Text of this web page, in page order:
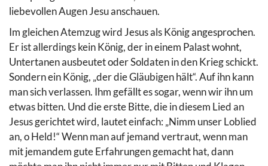
liebevollen Augen Jesu anschauen.
Im gleichen Atemzug wird Jesus als König angesprochen.
Er ist allerdings kein König, der in einem Palast wohnt,
Untertanen ausbeutet oder Soldaten in den Krieg schickt.
Sondern ein König, „der die Gläubigen hält“. Auf ihn kann
man sich verlassen. Ihm gefällt es sogar, wenn wir ihn um
etwas bitten. Und die erste Bitte, die in diesem Lied an
Jesus gerichtet wird, lautet einfach: „Nimm unser Loblied
an, o Held!“ Wenn man auf jemand vertraut, wenn man
mit jemandem gute Erfahrungen gemacht hat, dann